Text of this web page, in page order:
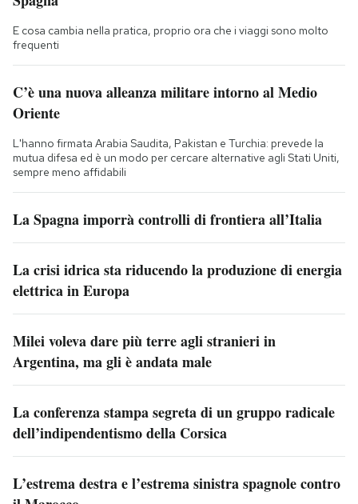
E cosa cambia nella pratica, proprio ora che i viaggi sono molto
frequenti
C’è una nuova alleanza militare intorno al Medio
Oriente
L'hanno firmata Arabia Saudita, Pakistan e Turchia: prevede la
mutua difesa ed è un modo per cercare alternative agli Stati Uniti,
sempre meno affidabili
La Spagna imporrà controlli di frontiera all’Italia
La crisi idrica sta riducendo la produzione di energia
elettrica in Europa
Milei voleva dare più terre agli stranieri in
Argentina, ma gli è andata male
La conferenza stampa segreta di un gruppo radicale
dell’indipendentismo della Corsica
L’estrema destra e l’estrema sinistra spagnole contro